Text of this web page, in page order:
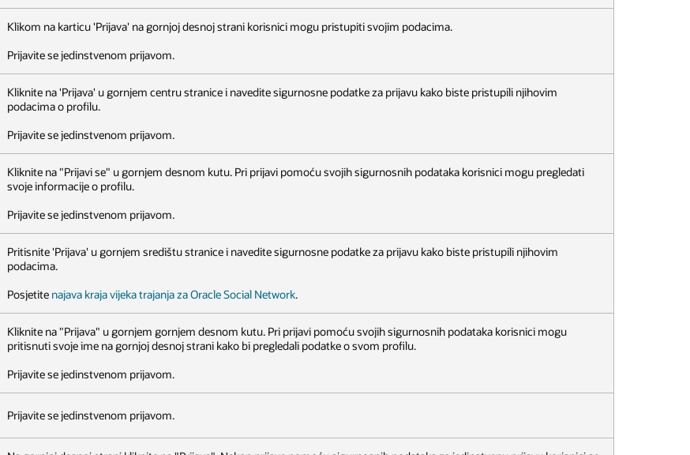
Klikom na karticu 'Prijava' na gornjoj desnoj strani korisnici mogu pristupiti svojim podacima.
Prijavite se jedinstvenom prijavom.
Kliknite na 'Prijava' u gornjem centru stranice i navedite sigurnosne podatke za prijavu kako biste pristupili njihovim
podacima o profilu.
Prijavite se jedinstvenom prijavom.
Kliknite na "Prijavi se" u gornjem desnom kutu. Pri prijavi pomoću svojih sigurnosnih podataka korisnici mogu pregledati
svoje informacije o profilu.
Prijavite se jedinstvenom prijavom.
Pritisnite 'Prijava' u gornjem središtu stranice i navedite sigurnosne podatke za prijavu kako biste pristupili njihovim
podacima.
Posjetite najava kraja vijeka trajanja za Oracle Social Network.
Kliknite na "Prijava" u gornjem gornjem desnom kutu. Pri prijavi pomoću svojih sigurnosnih podataka korisnici mogu
pritisnuti svoje ime na gornjoj desnoj strani kako bi pregledali podatke o svom profilu.
Prijavite se jedinstvenom prijavom.
Prijavite se jedinstvenom prijavom.